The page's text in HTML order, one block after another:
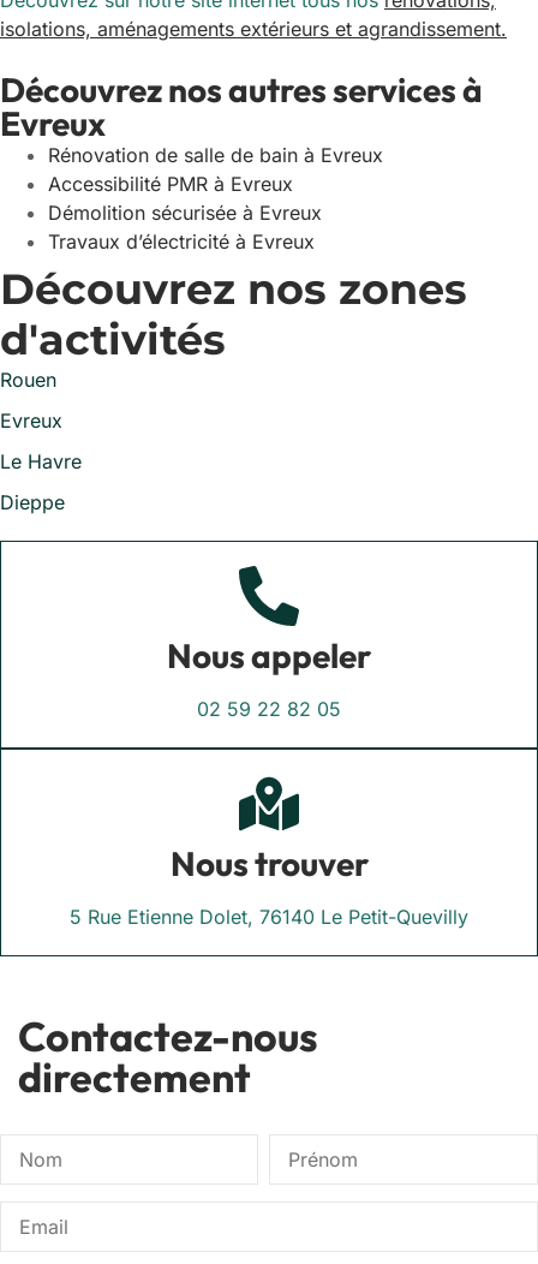
isolations, aménagements extérieurs et agrandissement.
Découvrez nos autres services à
Evreux
Rénovation de salle de bain à Evreux
Accessibilité PMR à Evreux
Démolition sécurisée à Evreux
Travaux d’électricité à Evreux
Découvrez nos zones
d'activités
Rouen
Evreux
Le Havre
Dieppe
Nous appeler
02 59 22 82 05
Nous trouver
5 Rue Etienne Dolet, 76140 Le Petit-Quevilly
Contactez-nous
directement